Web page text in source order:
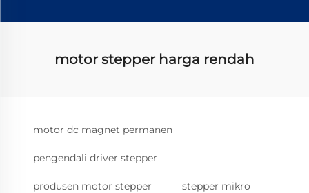
motor stepper harga rendah
motor dc magnet permanen
pengendali driver stepper
produsen motor stepper stepper mikro